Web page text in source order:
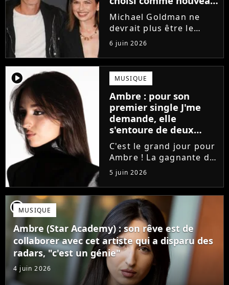
directeur ?
Michael Goldman ne
devrait plus être le
directeur de la Star
Academy lors de la
saison 2026. Et pour lui
succéder, c'est un
ancien gagnant de
l'émission de TF1 qui
sera aujourd'hui...
6 juin 2026
player2 MUSIQUE
Ambre : pour son
premier single J'me
demande, elle
s'entoure de deux
proches de Slimane
C'est le grand jour pour
Ambre ! La gagnante de
la Star Academy fait ses
premiers pas dans
l'industrie en publiant
J'me demande, un
premier single que la
chanteuse a
confectionné avec...
5 juin 2026
player2MUSIQUE
Ambre (Star Academy) : son rêve est de
collaborer avec cet artiste qui a disparu des
radars, "c'est un génie"
4 juin 2026